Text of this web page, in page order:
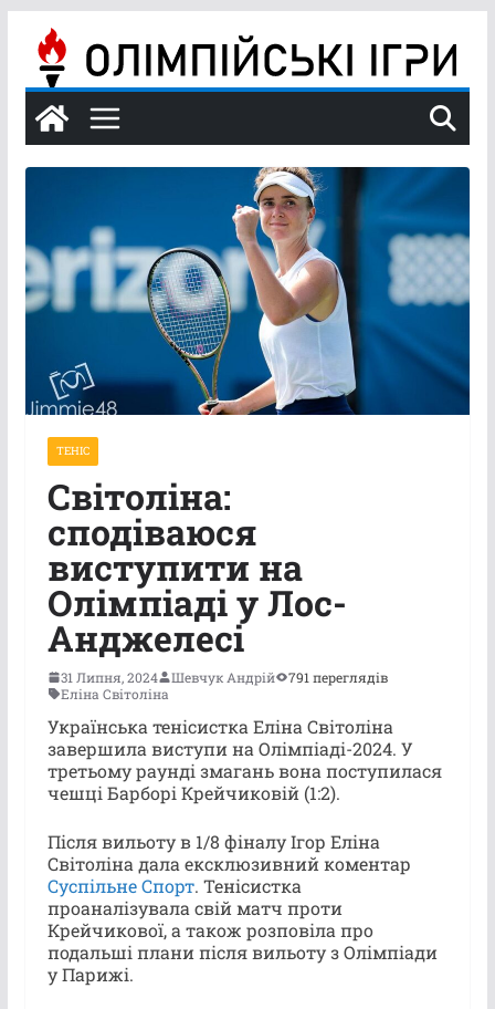
вмісту
ТЕНІС
Світоліна:
сподіваюся
виступити на
Олімпіаді у Лос-
Анджелесі
31 Липня, 2024 Шевчук Андрій
791 переглядів
Еліна Світоліна
Українська тенісистка Еліна Світоліна
завершила виступи на Олімпіаді-2024. У
третьому раунді змагань вона поступилася
чешці Барборі Крейчиковій (1:2).
Після вильоту в 1/8 фіналу Ігор Еліна
Світоліна дала ексклюзивний коментар
Суспільне Спорт. Тенісистка
проаналізувала свій матч проти
Крейчикової, а також розповіла про
подальші плани після вильоту з Олімпіади
у Парижі.